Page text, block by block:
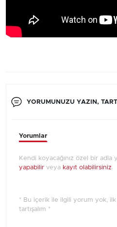
YORUMUNUZU YAZIN,
Yorumlar
Kendi koyacağınız özel bir adla
yapabilir veya kayıt olabilirsiniz.
* Bu içerik ile ilgili yorum yok, ilk
tartışalım *